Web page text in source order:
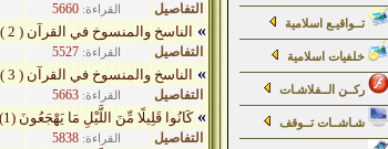
القراءة: 5660 التفاصيل
» الناسخ والمنسوخ في القرآن ( 2 )
القراءة: 5527 التفاصيل
» الناسخ والمنسوخ في القرآن ( 3 )
القراءة: 5663 التفاصيل
»كَانُوا قَلِيلًا مِّنَ اللَّيْلِ مَا يَهْجَعُونَ (1)
القراءة: 5838 التفاصيل
تــواقيـع اسلامية
خلفيات اسلامية
ركــن الــفلاشـات
شـاشــات تــوقف